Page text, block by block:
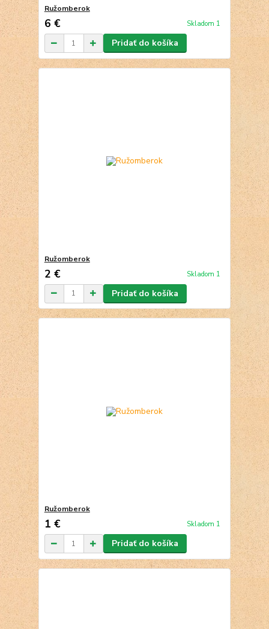
Ružomberok
6 € Skladom 1
Pridať do košíka
Ružomberok
2 € Skladom 1
Pridať do košíka
Ružomberok
1 € Skladom 1
Pridať do košíka